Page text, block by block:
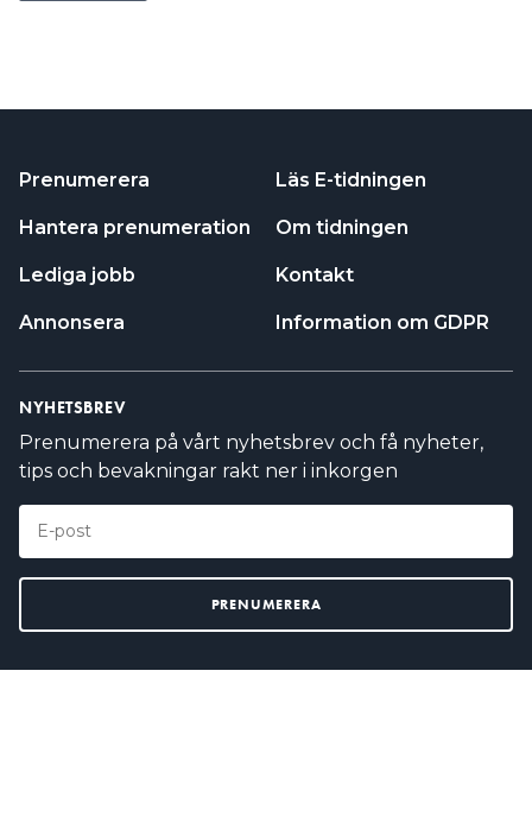
Prenumerera
Hantera prenumeration
Lediga jobb
Annonsera
Läs E-tidningen
Om tidningen
Kontakt
Information om GDPR
NYHETSBREV
Prenumerera på vårt nyhetsbrev och få nyheter,
tips och bevakningar rakt ner i inkorgen